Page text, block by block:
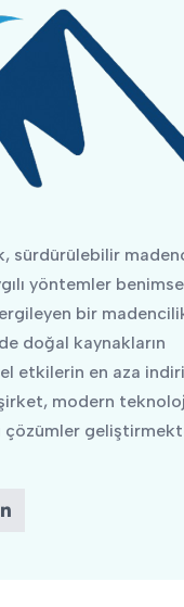
sürdürülebilir
yöntemler
bir
doğal kaynakların
etkilerin en aza
modern
LinkedIn